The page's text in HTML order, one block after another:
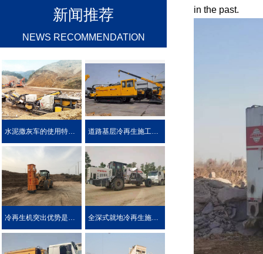
新闻推荐
NEWS RECOMMENDATION
水泥撒灰车的使用特点及优势介绍 道路基层冷再生施工工艺
冷再生机突出优势是被用户喜爱的原因！ 全深式就地冷再生施工工艺特点介绍
in the past.